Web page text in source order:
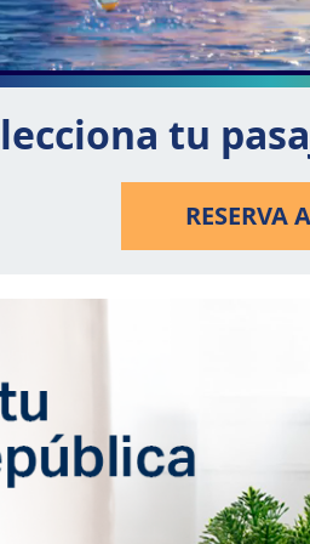
tu
RESERVA